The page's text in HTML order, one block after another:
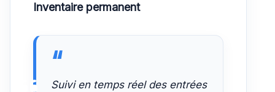
Inventaire permanent
Suivi en temps réel des entrées